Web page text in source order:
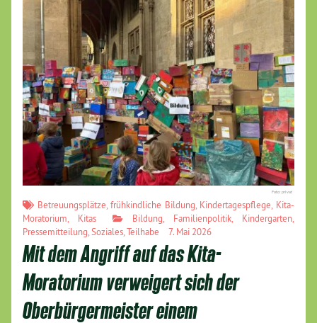
Foto: privat
Betreuungsplätze ,frühkindliche Bildung Kindertagespflege Kita-
Moratorium
Kitas Bildung Familienpolitik, Kindergarten
Pressemitteilung Soziales Teilhabe 7. Mai 2026
Mit dem Angriff auf das Kita-
Moratorium verweigert sich der
Oberbürgermeister einem